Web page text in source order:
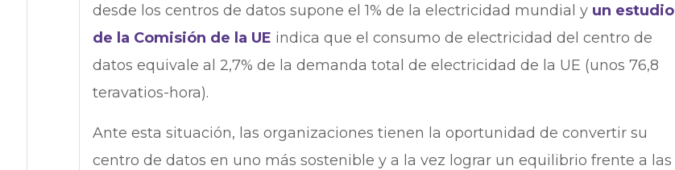
desde los centros de datos supone el 1% de la electricidad mundial yun estudio
de la Comisión de la UE indica que el consumo de electricidad del centro de
datos equivale al 2,7% de la demanda total de electricidad de la UE (unos 76,8
teravatios-hora).
Ante esta situación, las organizaciones tienen la oportunidad de convertir su
centro de datos en uno más sostenible y a la vez lograr un equilibrio frente a las